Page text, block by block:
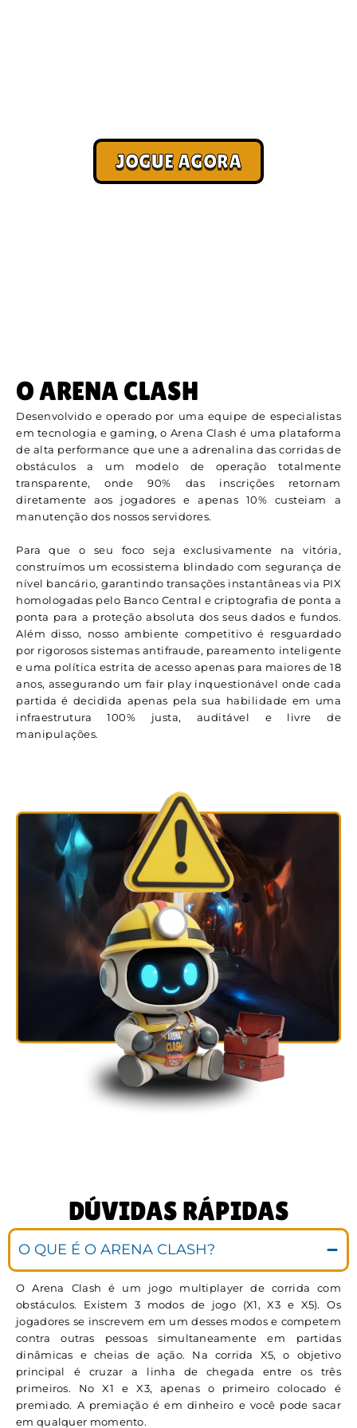
JOGUE AGORA
O ARENA CLASH
Desenvolvido e operado por uma equipe de especialistas
em tecnologia e gaming, o Arena Clash é uma plataforma
de alta performance que une a adrenalina das corridas de
obstáculos a um modelo de operação totalmente
transparente, onde 90% das inscrições retornam
diretamente aos jogadores e apenas 10% custeiam a
manutenção dos nossos servidores.
Para que o seu foco seja exclusivamente na vitória,
construímos um ecossistema blindado com segurança de
nível bancário, garantindo transações instantâneas via PIX
homologadas pelo Banco Central e criptografia de ponta a
ponta para a proteção absoluta dos seus dados e fundos.
Além disso, nosso ambiente competitivo é resguardado
por rigorosos sistemas antifraude, pareamento inteligente
e uma política estrita de acesso apenas para maiores de 18
anos, assegurando um fair play inquestionável onde cada
partida é decidida apenas pela sua habilidade em uma
infraestrutura 100% justa, auditável e livre de
manipulações.
DÚVIDAS RÁPIDAS
O QUE É O ARENA CLASH?
O Arena Clash é um jogo multiplayer de corrida com
obstáculos. Existem 3 modos de jogo (X1, X3 e X5). Os
jogadores se inscrevem em um desses modos e competem
contra outras pessoas simultaneamente em partidas
dinâmicas e cheias de ação. Na corrida X5, o objetivo
principal é cruzar a linha de chegada entre os três
primeiros. No X1 e X3, apenas o primeiro colocado é
premiado. A premiação é em dinheiro e você pode sacar
em qualquer momento.